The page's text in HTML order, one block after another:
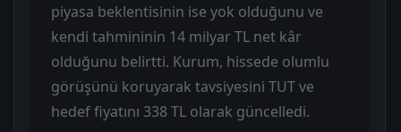
piyasa beklentisinin ise yok olduğunu ve
kendi tahmininin 14 milyar TL net kâr
olduğunu belirtti. Kurum, hissede olumlu
görüşünü koruyarak tavsiyesini TUT ve
hedef fiyatını 338 TL olarak güncelledi.